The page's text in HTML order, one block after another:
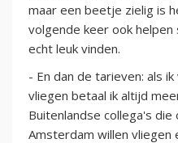
maar een beetje zielig is
volgende keer ook helpen
echt leuk vinden.
- En dan de tarieven: als
vliegen betaal ik altijd
Buitenlandse collega's
Amsterdam willen vliegen